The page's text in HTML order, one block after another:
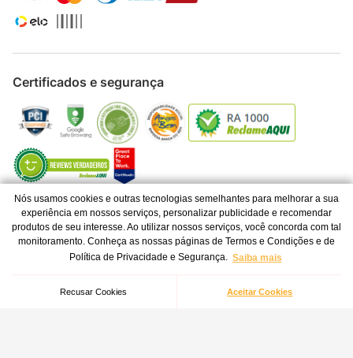
Nós usamos cookies e outras tecnologias semelhantes para melhorar a sua
experiência em nossos serviços, personalizar publicidade e recomendar
produtos de seu interesse. Ao utilizar nossos serviços, você concorda com tal
monitoramento. Conheça as nossas páginas de Termos e Condições e de
Política de Privacidade e Segurança. Saiba mais
Recusar Cookies Aceitar Cookies
Certificados e segurança
Todos os direitos reservados © 2024 - FRESNOMAQ INDÚSTRIA DE
MÁQUINAS S.A. - CNPJ 06.337.280/0001-04
Os preços e condições de pagamento são válidos para o dia de hoje e
para a Internet. Vendas sujeitas à análise, confirmação de dados e